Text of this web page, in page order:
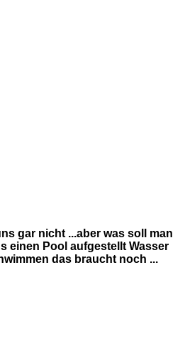
gar nicht ...aber was soll man
einen Pool aufgestellt Wasser
das braucht noch ...